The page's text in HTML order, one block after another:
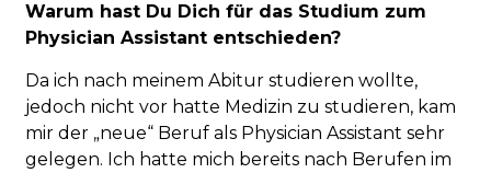
Warum hast Du Dich für das Studium zum
Physician Assistant entschieden?
Da ich nach meinem Abitur studieren wollte,
jedoch nicht vor hatte Medizin zu studieren, kam
mir der „neue“ Beruf als Physician Assistant sehr
gelegen. Ich hatte mich bereits nach Berufen im